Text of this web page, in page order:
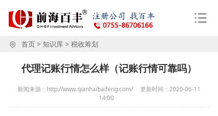
首页> 知识库> 税收筹划
代理记账行情怎么样（记账行情可靠吗）
新闻来源：http://www.qianhaibaifeng.com/ 更新时间： 2020-06-11
14:00